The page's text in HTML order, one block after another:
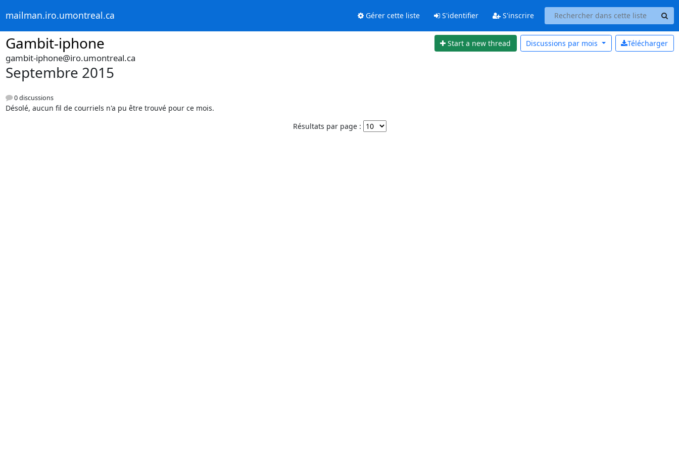
mailman.iro.umontreal.ca Gérer cette liste S'identifier S'inscrire
Gambit-iphone Start a new thread Télécharger
Discussions par mois
gambit-iphone@iro.umontreal.ca
Septembre 2015
0 discussions
Désolé, aucun fil de courriels n'a pu être trouvé pour ce mois.
Résultats par page :